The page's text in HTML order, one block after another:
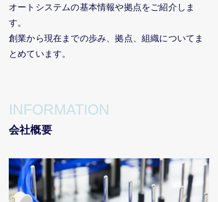
オートシステムの基本情報や拠点をご紹介しま
す。
創業から現在までの歩み、拠点、組織についてま
とめています。
INFORMATION
会社概要